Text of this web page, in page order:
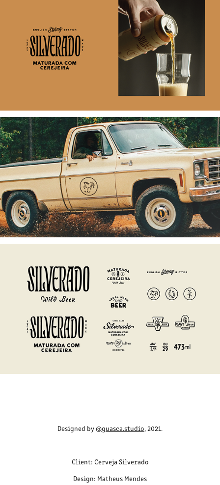
Designed by@guasca.studio,2021.
Client: Cerveja Silverado
Design: Matheus Mendes